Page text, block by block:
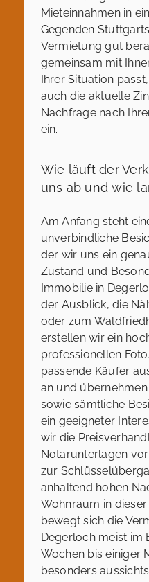
Mieteinnahmen in
Gegenden
Vermietung gut
gemeinsam mit
Ihrer Situation
auch die aktuelle
Nachfrage nach
ein.
Wie läuft der
uns ab und wie
Am Anfang steht
unverbindliche
der wir uns ein
Zustand und
Immobilie in
der Ausblick, die
oder zum
erstellen wir ein
professionellen
passende Käufer
an und
sowie sämtliche
ein geeigneter
wir die
Notarunterlagen
zur
anhaltend hohen
Wohnraum in
bewegt sich die
Degerloch meist im
Wochen bis einiger
besonders